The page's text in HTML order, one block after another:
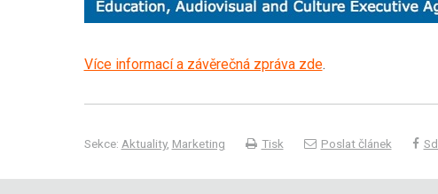
Více informací a závěrečná zpráva zde.
Sekce: Aktuality, Marketing Tisk Poslat článek